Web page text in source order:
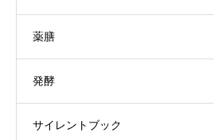
薬膳
発酵
サイレントブック